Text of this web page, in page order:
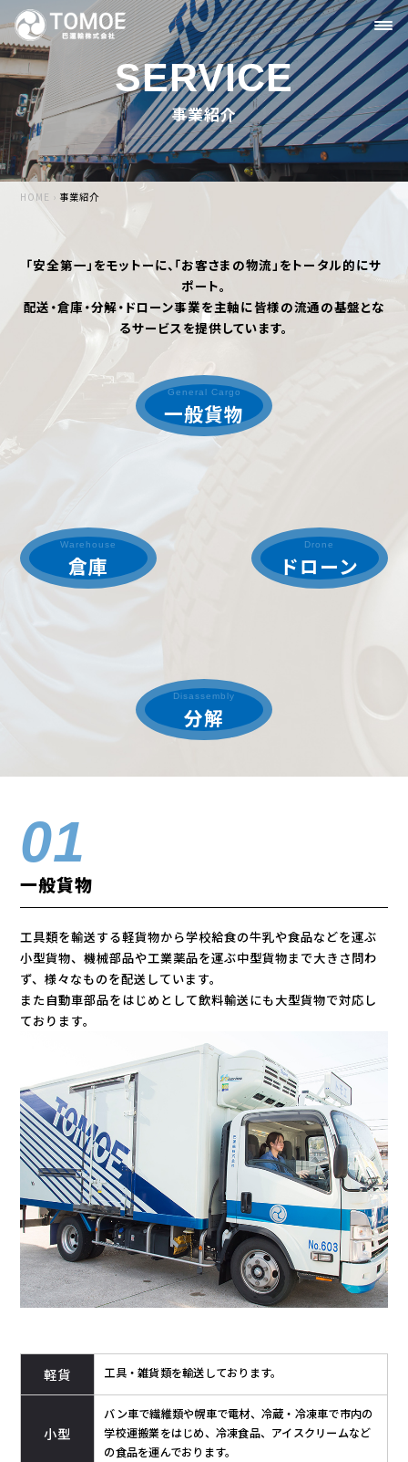
SERVICE
事業紹介
HOME › 事業紹介
「安全第一」をモットーに、「お客さまの物流」をトータル的にサ
ポート。
配送・倉庫・分解・ドローン事業を主軸に皆様の流通の基盤とな
るサービスを提供しています。
General Cargo
一般貨物
Drone
ドローン
Disassembly
分解
Warehouse
倉庫
一般貨物
工具類を輸送する軽貨物から学校給食の牛乳や食品などを運ぶ
小型貨物、機械部品や工業薬品を運ぶ中型貨物まで大きさ問わ
ず、様々なものを配送しています。
また自動車部品をはじめとして飲料輸送にも大型貨物で対応し
ております。
軽貨 工具・雑貨類を輸送しております。
小型
バン車で繊維類や幌車で電材、冷蔵・冷凍車で市内の
学校運搬業をはじめ、冷凍食品、アイスクリームなど
の食品を運んでおります。